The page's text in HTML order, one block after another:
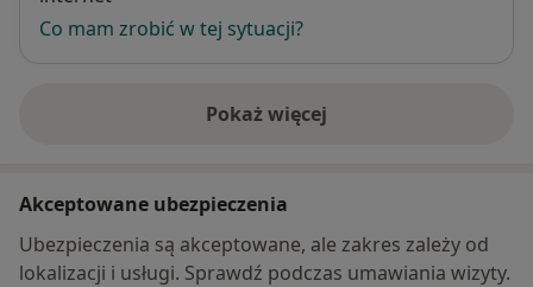
Co mam zrobić w tej sytuacji?
Pokaż więcej
o adresie
Akceptowane ubezpieczenia
Ubezpieczenia są akceptowane, ale zakres zależy od
lokalizacji i usługi. Sprawdź podczas umawiania wizyty.